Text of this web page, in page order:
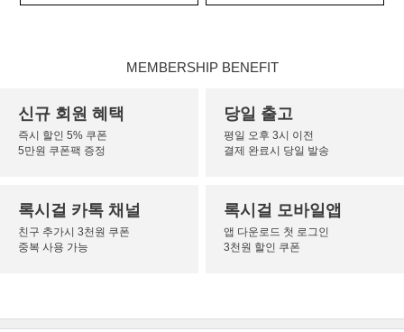
MEMBERSHIP BENEFIT
신규 회원 혜택
즉시 할인 5% 쿠폰
5만원 쿠폰팩 증정
당일 출고
평일 오후 3시 이전
결제 완료시 당일 발송
록시걸 카톡 채널
친구 추가시 3천원 쿠폰
중복 사용 가능
록시걸 모바일앱
앱 다운로드 첫 로그인
3천원 할인 쿠폰